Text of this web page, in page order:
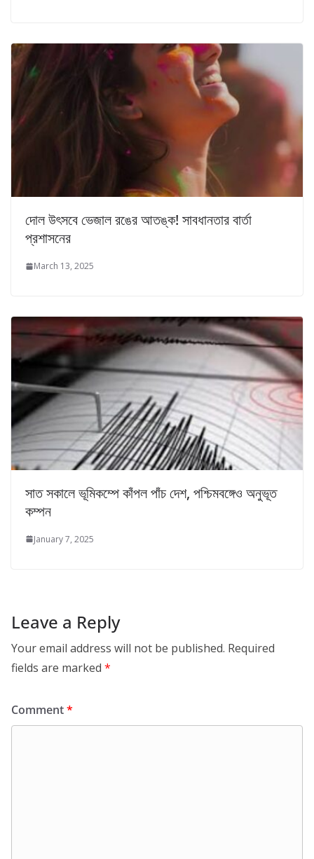
দোল উৎসবে ভেজাল রঙের আতঙ্ক! সাবধানতার বার্তা
প্রশাসনের
March 13, 2025
সাত সকালে ভূমিকম্পে কাঁপল পাঁচ দেশ, পশ্চিমবঙ্গেও অনুভূত
কম্পন
January 7, 2025
Leave a Reply
Your email address will not be published. Required
fields are marked *
Comment*